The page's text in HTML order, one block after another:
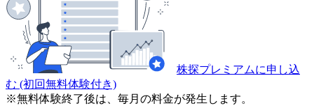
株探プレミアムに申し込
む (初回無料体験付き)
※無料体験終了後は、毎月の料金が発生します。